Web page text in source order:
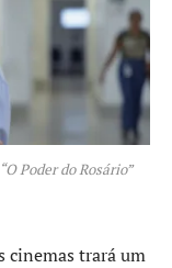
Poder do Rosário”
cinemas trará um